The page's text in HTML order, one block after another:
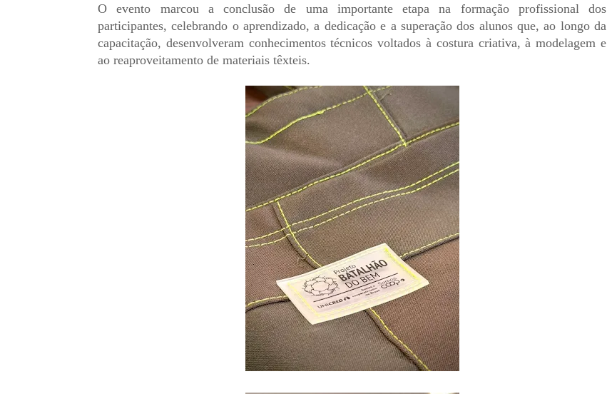
O evento marcou a conclusão de uma importante etapa na formação profissional dos
participantes, celebrando o aprendizado, a dedicação e a superação dos alunos que, ao longo da
capacitação, desenvolveram conhecimentos técnicos voltados à costura criativa, à modelagem e
ao reaproveitamento de materiais têxteis.